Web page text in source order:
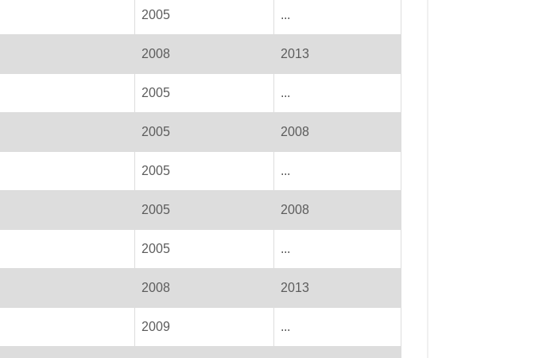
2005 ...
2008 2013
2005 ...
2005 2008
2005 ...
2005 2008
2005 ...
2008 2013
2009 ...